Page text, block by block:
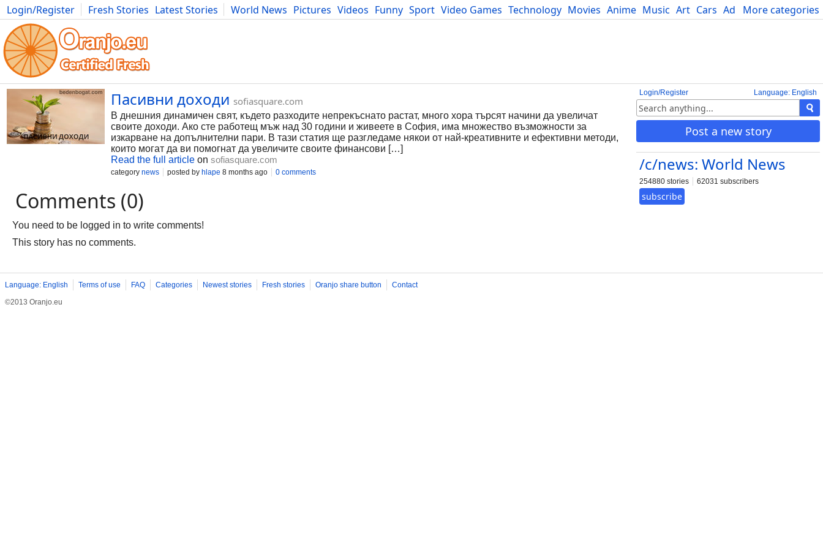
More categories
Login/Register Fresh Stories Latest Stories World News Pictures Videos Funny Sport Video Games Technology Movies Anime Music Art Cars Advice Science
Photography Comics Bulgaria Fitness Food Literature Developers Blog
Language: English
Login/Register
Post a new story
/c/news: World News
254880 stories 62031 subscribers
subscribe
Пасивни доходи sofiasquare.com
В днешния динамичен свят, където разходите непрекъснато растат, много хора търсят начини да увеличат
своите доходи. Ако сте работещ мъж над 30 години и живеете в София, има множество възможности за
изкарване на допълнителни пари. В тази статия ще разгледаме някои от най-креативните и ефективни методи,
които могат да ви помогнат да увеличите своите финансови […]
Read the full article on sofiasquare.com
category news posted by hlape 8 months ago 0 comments
Comments (0)
You need to be logged in to write comments!
This story has no comments.
Language: English Terms of use FAQ Categories Newest stories Fresh stories Oranjo share button
Contact
©2013 Oranjo.eu